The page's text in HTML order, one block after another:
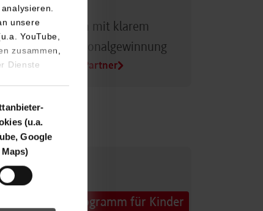
unsere
YouTube,
zusammen,
Dienste
(u.a.
Google
Maps)
Partner sein mit klarem
bei der Personalgewinnung
Infos für Duale Partner
Horber
Sommerferienprogramm für Kinder